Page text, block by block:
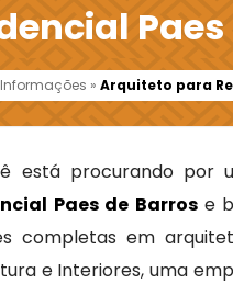
Informações »Arquiteto para
está procurando por
Paes de Barros e
completas em
e Interiores, uma